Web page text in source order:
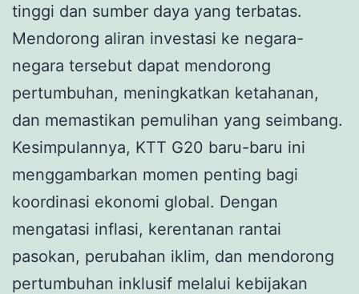
tinggi dan sumber daya yang terbatas.
Mendorong aliran investasi ke negara-
negara tersebut dapat mendorong
pertumbuhan, meningkatkan ketahanan,
dan memastikan pemulihan yang seimbang.
Kesimpulannya, KTT G20 baru-baru ini
menggambarkan momen penting bagi
koordinasi ekonomi global. Dengan
mengatasi inflasi, kerentanan rantai
pasokan, perubahan iklim, dan mendorong
pertumbuhan inklusif melalui kebijakan